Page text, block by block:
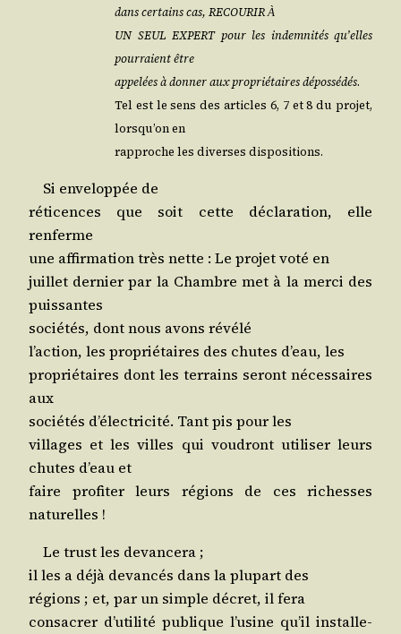
dans cer­tains cas, RECOURIRÀ
UN SEUL EXPERT pour les indem­ni­tés qu’elles
pour­raient être
appe­lées à don­ner aux pro­prié­taires dépos­sé­dés.
Tel est le sens des articles 6, 7 et 8 du pro­jet,
lors­qu’on en
rap­proche les diverses dispositions.
Si enve­lop­pée de
réti­cences que soit cette décla­ra­tion, elle
renferme
une affir­ma­tion très nette : Le pro­jet voté en
juillet der­nier par la Chambre met à la mer­ci des
puissantes
socié­tés, dont nous avons révélé
l’ac­tion, les pro­prié­taires des chutes d’eau, les
pro­prié­taires dont les ter­rains seront néces­saires
aux
socié­tés d’élec­tri­ci­té. Tant pis pour les
vil­lages et les villes qui vou­dront uti­li­ser leurs
chutes d’eau et
faire pro­fi­ter leurs régions de ces richesses
naturelles !
Le trust les devancera ;
il les a déjà devan­cés dans la plu­part des
régions ; et, par un simple décret, il fera
consa­crer d’u­ti­li­té publique l’u­sine qu’il ins­tal­le­